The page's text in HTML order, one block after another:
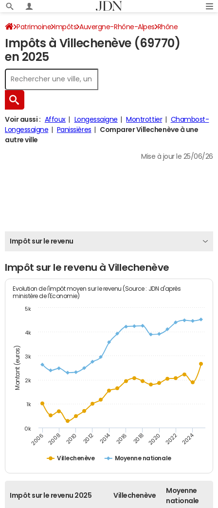
Patrimoine Impôts Auvergne-Rhône-Alpes Rhône
Villechenève Impôt sur le revenu
Impôts à Villechenève (69770)
en 2025
Voir aussi : Affoux Longessaigne Montrottier
Chambost-
Longessaigne
Panissières
Comparer Villechenève à une
autre ville
Mise à jour le 25/06/26
Impôt sur le revenu
Impôt sur le revenu à Villechenève
Montant (euros)
Evolution de l'impôt moyen sur le revenu (Source : JDN d'après
ministère de l'Economie)
Villechenève Moyenne nationale
2006 2008 2010 2012 2014 2016 2018 2020 2022 2024
0k
1k
2k
3k
4k
5k
Impôt sur le revenu 2025 Villechenève
Moyenne
nationale